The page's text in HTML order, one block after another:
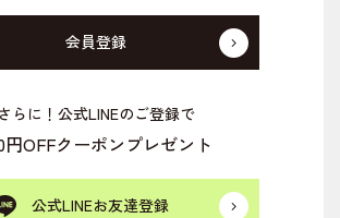
会員登録
らに！公式LINEのご登録で
円OFFクーポンプレゼント
公式LINEお友達登録